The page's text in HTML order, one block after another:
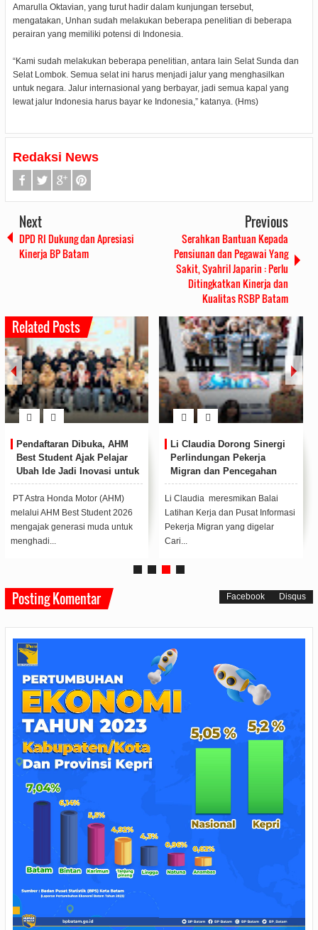
Amarulla Oktavian, yang turut hadir dalam kunjungan tersebut,
mengatakan, Unhan sudah melakukan beberapa penelitian di beberapa
perairan yang memiliki potensi di Indonesia.
“Kami sudah melakukan beberapa penelitian, antara lain Selat Sunda dan
Selat Lombok. Semua selat ini harus menjadi jalur yang menghasilkan
untuk negara. Jalur internasional yang berbayar, jadi semua kapal yang
lewat jalur Indonesia harus bayar ke Indonesia,” katanya. (Hms)
Redaksi News
Next
DPD RI Dukung dan Apresiasi
Kinerja BP Batam
Previous
Serahkan Bantuan Kepada
Pensiunan dan Pegawai Yang
Sakit, Syahril Japarin : Perlu
Ditingkatkan Kinerja dan
Kualitas RSBP Batam
Related Posts
Pendaftaran Dibuka, AHM
Best Student Ajak Pelajar
Ubah Ide Jadi Inovasi untuk
Negeri
PT Astra Honda Motor (AHM)
melalui AHM Best Student 2026
mengajak generasi muda untuk
menghadi...
Li Claudia Dorong Sinergi
Perlindungan Pekerja
Migran dan Pencegahan
TPPO di Batam
Li Claudia meresmikan Balai
Latihan Kerja dan Pusat Informasi
Pekerja Migran yang digelar
Cari...
Posting Komentar Facebook Disqus